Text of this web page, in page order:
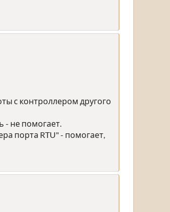
с контроллером другого
- не помогает.
порта RTU" - помогает,